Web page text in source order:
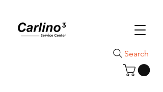
Search